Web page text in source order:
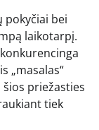
bei
laikotarpį.
„masalas“
priežasties
tiek